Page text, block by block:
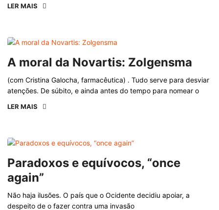
LER MAIS
A moral da Novartis: Zolgensma
(com Cristina Galocha, farmacêutica) . Tudo serve para desviar
atenções. De súbito, e ainda antes do tempo para nomear o
LER MAIS
Paradoxos e equívocos, “once
again”
Não haja ilusões. O país que o Ocidente decidiu apoiar, a
despeito de o fazer contra uma invasão